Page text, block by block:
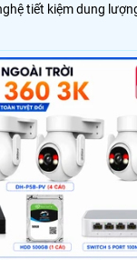
tiết kiệm dung